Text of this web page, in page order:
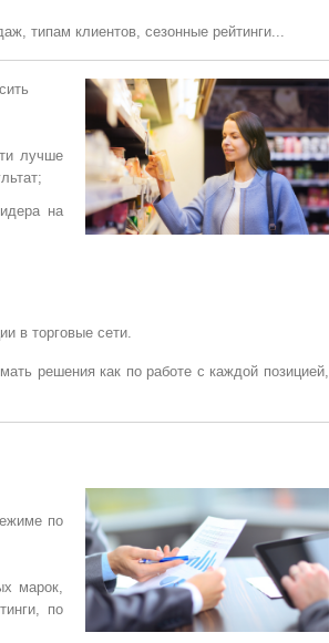
типам клиентов, сезонные рейтинги...
лучше
на
в торговые сети.
решения как по работе с каждой позицией,
по
марок,
по